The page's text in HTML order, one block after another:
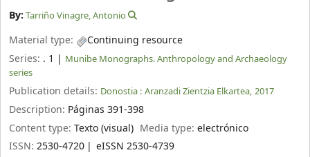
By: Tarriño Vinagre, Antonio
Material type:
Continuing resource
Series: . 1 | Munibe Monographs. Anthropology and Archaeology
series
Publication details: Donostia : Aranzadi Zientzia Elkartea, 2017
Description: Páginas 391-398
Content type: Texto (visual) Media type:electrónico
ISSN: 2530-4720
eISSN 2530-4739